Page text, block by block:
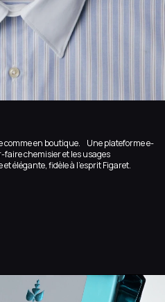
comme en boutique. Une plateforme e-
chemisier et les usages
élégante, fidèle à l’esprit Figaret.